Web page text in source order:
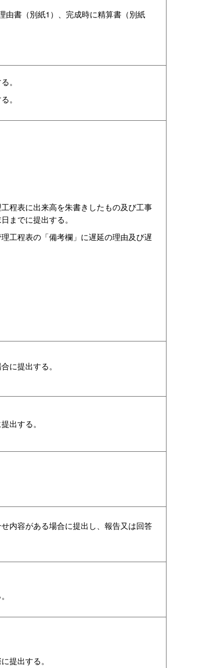
由書（別紙1）、完成時に精算書（別紙
。
。
程表に出来高を朱書きしたもの及び工事
までに提出する。
工程表の「備考欄」に遅延の理由及び遅
に提出する。
出する。
内容がある場合に提出し、報告又は回答
提出する。